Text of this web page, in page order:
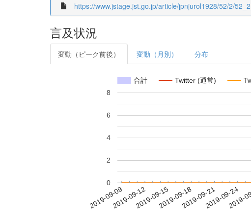
https://www.jstage.jst.go.jp/article/jpnjurol1928/52/2/
言及状況
変動（ピーク前後） 変動（月別） 分布
合計 Twitter (通常)
2019-09-092019-09-122019-09-152019-09-182019-09-212019-09-24
2019-
0
2
4
6
8